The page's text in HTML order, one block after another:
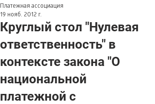
Круглый стол "Нулевая
ответственность" в
контексте закона "О
национальной
платежной с
Платежная ассоциация
19 нояб. 2012 г.